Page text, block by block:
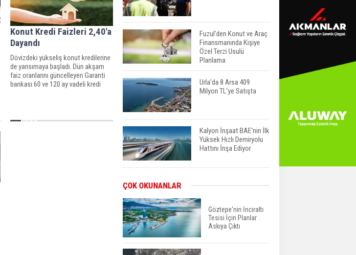
Konut Kredi Faizleri 2,40'a
Dayandı
Dövizdeki yükseliş konut kredilerine
de yansımaya başladı. Dün akşam
faiz oranlarını güncelleyen Garanti
bankası 60 ve 120 ay vadeli kredi
Fuzul’den Konut ve Araç
Finansmanında Kişiye
Özel Terzi Usulü
Planlama
Urla’da 8 Arsa 409
Milyon TL’ye Satışta
Kalyon İnşaat BAE'nin İlk
Yüksek Hızlı Demiryolu
Hattını İnşa Ediyor
Yüksek Seviyesinde
TOKİ 51 İlde 540 Konut
ve İş Yerini Satışa
Sunuyor
ÇOK OKUNANLAR
Göztepe'nin İnciraltı
Tesisi İçin Planlar
Askıya Çıktı